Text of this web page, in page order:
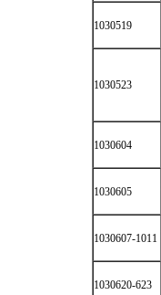
1030519
1030523
1030604
1030605
1030607-1011
1030620-623